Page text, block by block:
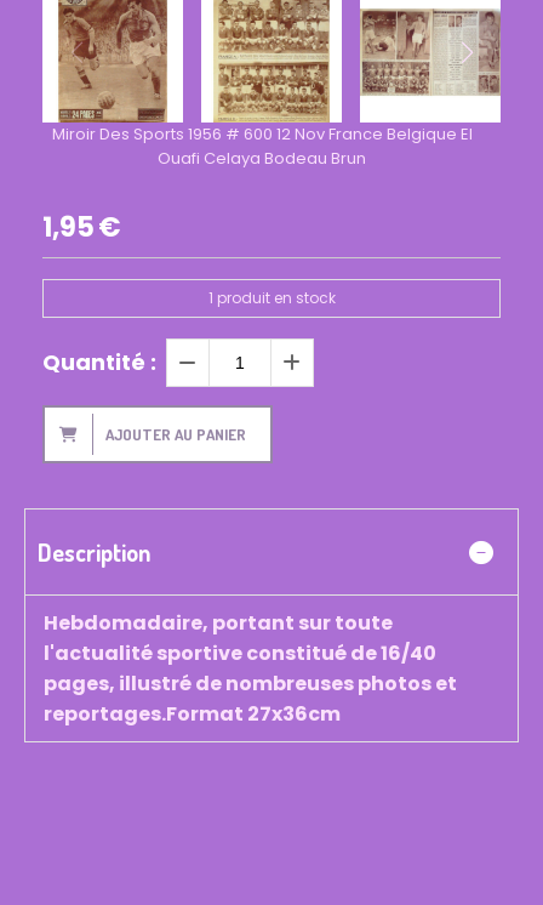
Miroir Des Sports 1956 # 600 12 Nov France Belgique El
Ouafi Celaya Bodeau Brun
1,95€
1 produit en stock
Quantité :
AJOUTER AU PANIER
Description
Hebdomadaire, portant sur toute
l'actualité sportive constitué de 16/40
pages, illustré de nombreuses photos et
reportages.Format 27x36cm